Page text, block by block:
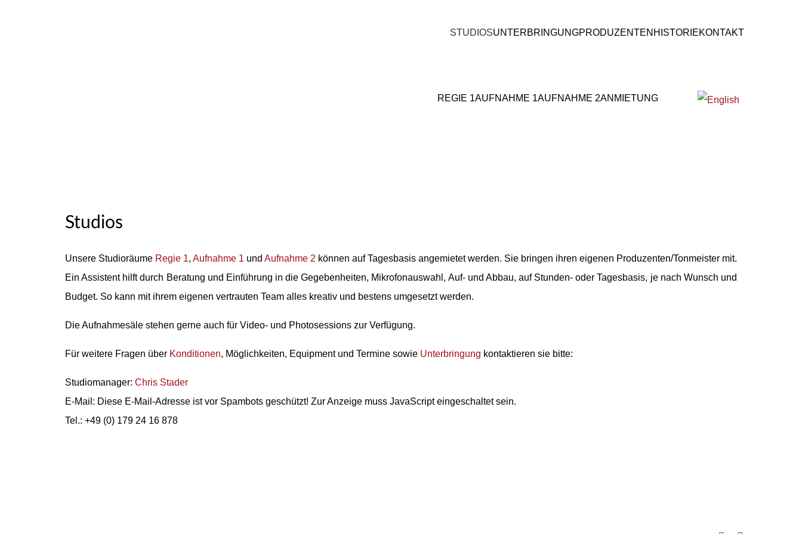
STUDIOSUNTERBRINGUNGPRODUZENTEN HISTORIEKONTAKT
REGIE 1AUFNAHME 1AUFNAHME 2ANMIETUNG Sprache auswählen
Studios
Unsere Studioräume Regie 1, Aufnahme 1 und Aufnahme 2 können auf Tagesbasis angemietet werden. Sie bringen ihren eigenen Produzenten/Tonmeister mit.
Ein Assistent hilft durch Beratung und Einführung in die Gegebenheiten, Mikrofonauswahl, Auf- und Abbau, auf Stunden- oder Tagesbasis, je nach Wunsch und
Budget. So kann mit ihrem eigenen vertrauten Team alles kreativ und bestens umgesetzt werden.
Die Aufnahmesäle stehen gerne auch für Video- und Photosessions zur Verfügung.
Für weitere Fragen über Konditionen, Möglichkeiten, Equipment und Termine sowie Unterbringung kontaktieren sie bitte:
Studiomanager: Chris Stader
E-Mail: Diese E-Mail-Adresse ist vor Spambots geschützt! Zur Anzeige muss JavaScript eingeschaltet sein.
Tel.: +49 (0) 179 24 16 878